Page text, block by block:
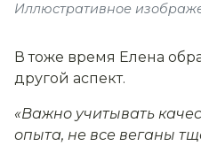
Иллюстративное
В тоже время Елена
другой аспект.
«Важно учитывать
опыта, не все веганы